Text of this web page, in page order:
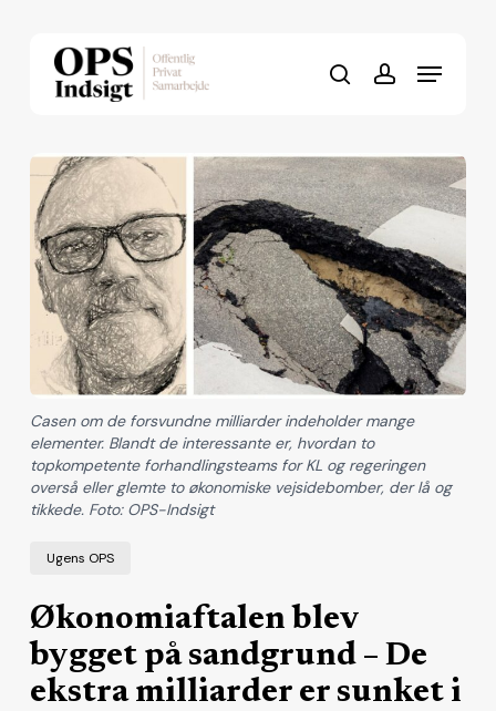
searchaccount
Menu
Ugens OPS
Økonomiaftalen blev
bygget på sandgrund – De
ekstra milliarder er sunket i
Casen om de forsvundne milliarder indeholder mange
elementer. Blandt de interessante er, hvordan to
topkompetente forhandlingsteams for KL og regeringen
overså eller glemte to økonomiske vejsidebomber, der lå og
tikkede. Foto: OPS-Indsigt
Close